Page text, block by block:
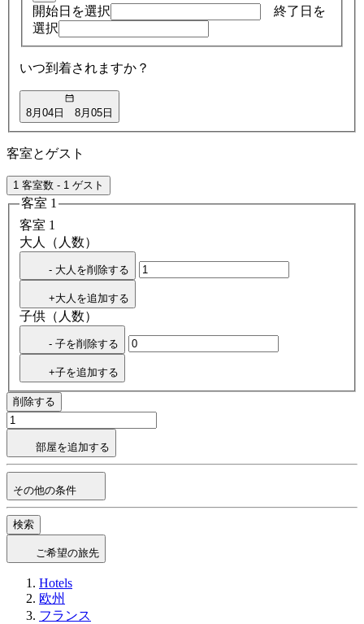
検
索
開始日を選択
終了日を
選択
いつ到着されますか？
8月04日 8月05日
客室とゲスト
1 客室数 - 1 ゲスト
客室 1
客室 1
大人（人数）
- 大人を削除する
+大人を追加する
子供（人数）
- 子を削除する
+子を追加する
削除する
部屋を追加する
その他の条件
検索
ご希望の旅先
Hotels
欧州
フランス